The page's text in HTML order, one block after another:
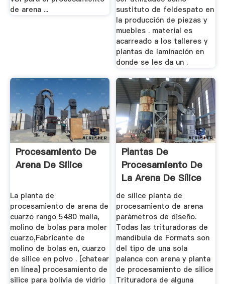
de arena ...
sustituto de feldespato en
la producción de piezas y
muebles . material es
acarreado a los talleres y
plantas de laminación en
donde se les da un .
Procesamiento De
Arena De Silice
La planta de
procesamiento de arena de
cuarzo rango 5480 malla,
molino de bolas para moler
cuarzo,Fabricante de
molino de bolas en, cuarzo
de silice en polvo . [chatear
en línea] procesamiento de
silice para bolivia de vidrio
Plantas De
Procesamiento De
La Arena De Sílice
Mexico
de sílice planta de
procesamiento de arena
parámetros de diseño.
Todas las trituradoras de
mandíbula de Formats son
del tipo de una sola
palanca con arena y planta
de procesamiento de silice
Trituradora de alguna